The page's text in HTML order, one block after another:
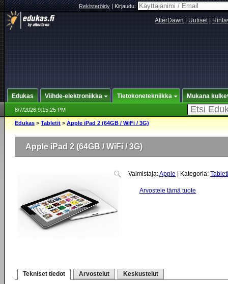
Rekisteröidy|Kirjaudu:
AfterDawn Uutiset|
Edukas Viihde-elektroniikka Tietokonetekniikka Mukana
8/7/2026 9:15:25 PM
Edukas > Tabletit > Apple iPad 2 (64GB / WiFi / 3G)
Apple iPad 2 (64GB / WiFi / 3G)
Valmistaja:Apple | Kategoria:
Arvostele tämä tuote
Tekniset tiedot Arvostelut Keskustelut